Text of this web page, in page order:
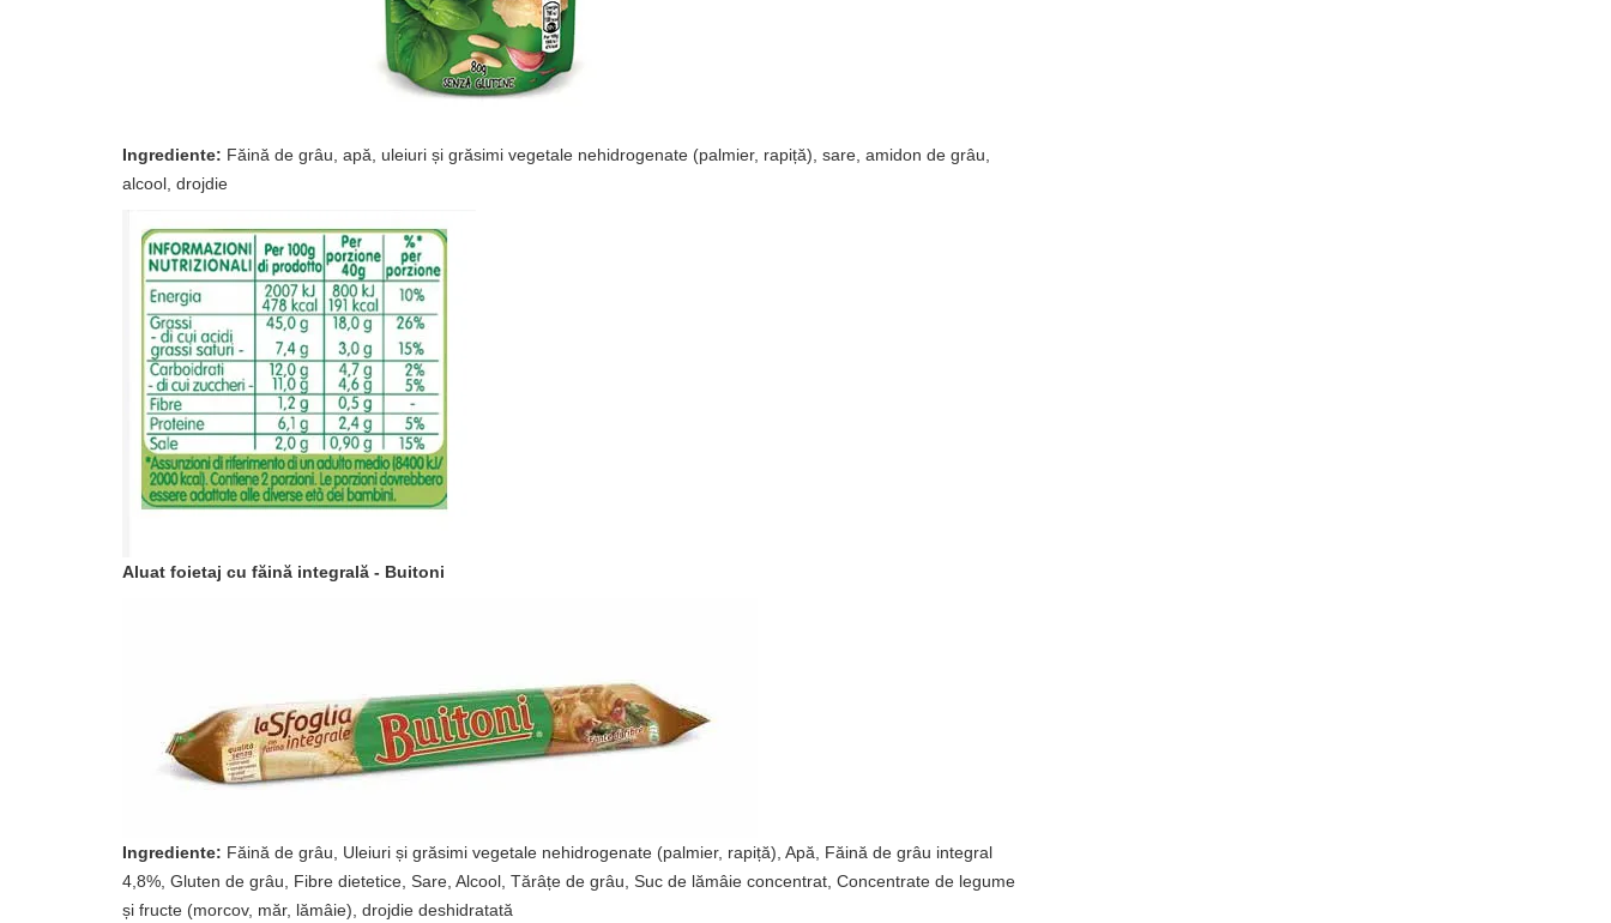
Ingrediente: Făină de grâu, apă, uleiuri și grăsimi vegetale nehidrogenate (palmier, rapiță), sare, amidon de grâu,
alcool, drojdie
Aluat foietaj cu făină integrală - Buitoni
Ingrediente: Făină de grâu, Uleiuri și grăsimi vegetale nehidrogenate (palmier, rapiță), Apă, Făină de grâu integral
4,8%, Gluten de grâu, Fibre dietetice, Sare, Alcool, Tărâțe de grâu, Suc de lămâie concentrat, Concentrate de legume
și fructe (morcov, măr, lămâie), drojdie deshidratată